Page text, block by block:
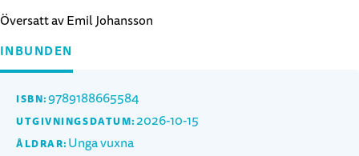
Översatt av Emil Johansson
INBUNDEN
ISBN:9789188665584
UTGIVNINGSDATUM: 2026-10-15
ÅLDRAR: Unga vuxna